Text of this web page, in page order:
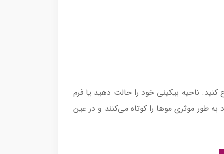
و اصلاح کنید. ناحیه بیکینی خود را حالت دهید یا فرم
و تا 0.5 میلی‌متر کوتاه کنید. نوک‌های گرد به طور موثری موها را کوتاه می‌کنند و در عین